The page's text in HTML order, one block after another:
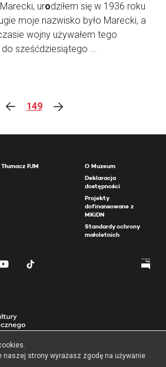
urodziłem się w 1936 roku
moje nazwisko było Marecki, a
wojny używałem tego
sześćdziesiątego ...
149
Tłumacz PJM
O Muzeum
Deklaracja
dostępności
Projekty
dofinansowane z
MKiDN
Standardy ochrony
małoletnich
naszej strony wyrażasz zgodę na używanie